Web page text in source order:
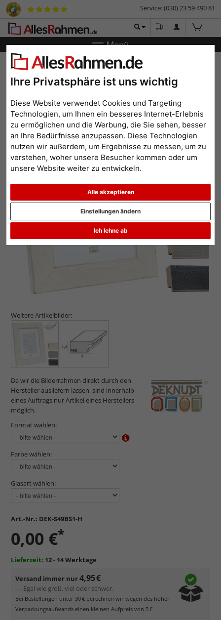
Ihre Privatsphäre ist uns wichtig
Diese Website verwendet Cookies und Targeting
Technologien, um Ihnen ein besseres Internet-Erlebnis
zu ermöglichen und die Werbung, die Sie sehen, besser
an Ihre Bedürfnisse anzupassen. Diese Technologien
nutzen wir außerdem, um Ergebnisse zu messen, um zu
verstehen, woher unsere Besucher kommen oder um
unsere Website weiter zu entwickeln.
Alle akzeptieren
Ich lehne ab
Einstellungen ändern
Service: (030) 23 59 490 81
Menü
Zurück| Bilderrahmen-Shop Bilderrahmen
Holz-Bilderrahmen Malmedy
Zurück
Weitere Artikelbilder:
Da wir die Bilderrahmen direkt durch den
Hersteller ausliefern lassen, sind innerhalb
eines Auftrags nur Artikel eines Herstellers
möglich.
Format wählen:
Farbe wählen:
Glasart wählen:
Art.-Nr.: DEK-S49BS1-H
0,00 €*
Lieferzeit: 12 - 14 Werktage
Versand immer nur4,95 €
— Egal wie groß, viel oder schwer.
Bei Bestellungen unter 30 € berechnen wir wegen des hohen
Verpackungsaufwands einen kleinen Aufpreis von 5 €.